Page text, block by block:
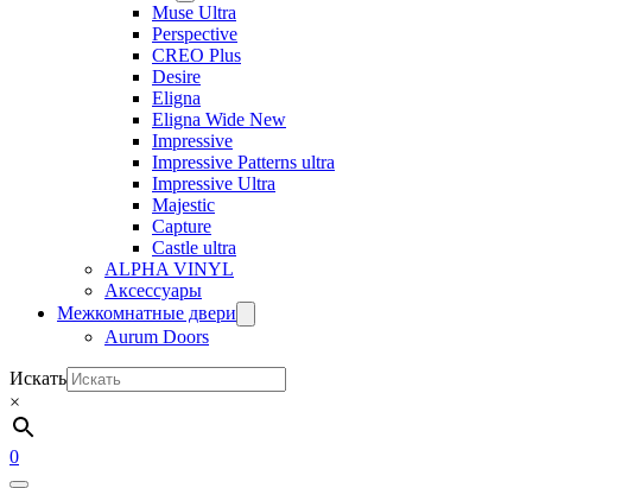
Muse Ultra
Perspective
CREO Plus
Desire
Eligna
Eligna Wide New
Impressive
Impressive Patterns ultra
Impressive Ultra
Majestic
Capture
Castle ultra
ALPHA VINYL
Аксессуары
Межкомнатные двери
Aurum Doors
Искать
×
0